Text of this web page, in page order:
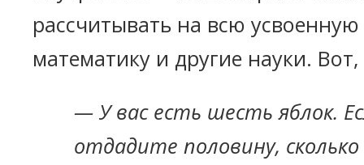
рассчитывать на всю
математику и другие науки.
— У вас есть шесть яблок.
отдадите половину,